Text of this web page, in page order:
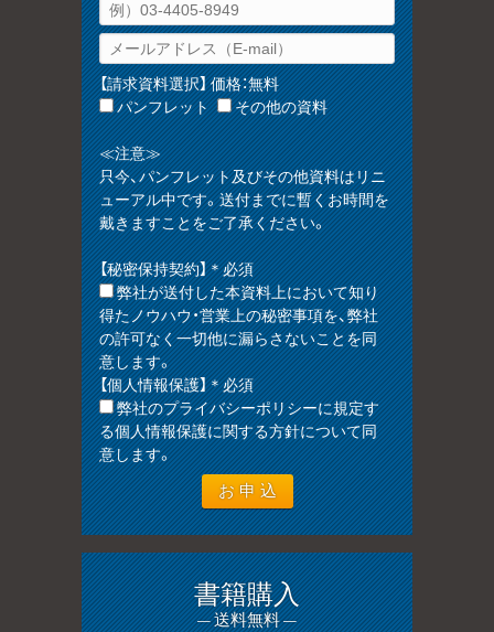
【請求資料選択】 価格：無料
パンフレット
その他の資料
≪注意≫
只今、パンフレット及びその他資料はリニ
ューアル中です。送付までに暫くお時間を
戴きますことをご了承ください。
【秘密保持契約】＊必須
弊社が送付した本資料上において知り
得たノウハウ・営業上の秘密事項を、弊社
の許可なく一切他に漏らさないことを同
意します。
【個人情報保護】＊必須
弊社のプライバシーポリシーに規定す
る個人情報保護に関する方針について同
意します。
書籍購入
— 送料無料 —